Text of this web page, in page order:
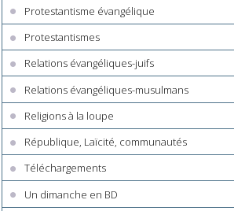
Protestantisme évangélique
Protestantismes
Relations évangéliques-juifs
Relations évangéliques-musulmans
Religions à la loupe
République, Laïcité, communautés
Téléchargements
Un dimanche en BD